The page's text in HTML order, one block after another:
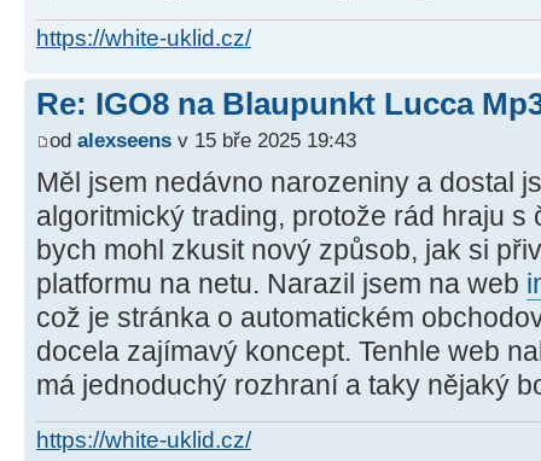
https://white-uklid.cz/
Re: IGO8 na Blaupunkt Lucca
od alexseens v 15 bře 2025 19:43
Měl jsem nedávno narozeniny a dostal
algoritmický trading, protože rád hraju s
bych mohl zkusit nový způsob, jak si
platformu na netu. Narazil jsem na web
což je stránka o automatickém
docela zajímavý koncept. Tenhle web
má jednoduchý rozhraní a taky nějaký
https://white-uklid.cz/